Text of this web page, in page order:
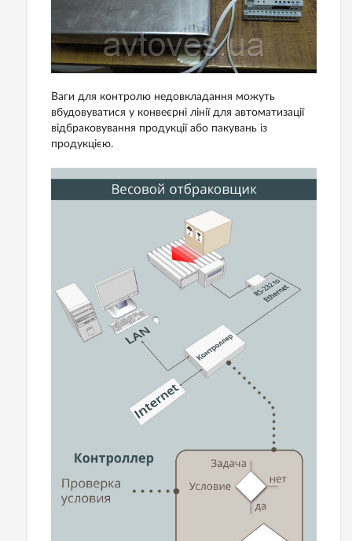
Ваги для контролю недовкладання можуть
вбудовуватися у конвеєрні лінії для автоматизації
відбраковування продукції або пакувань із
продукцією.